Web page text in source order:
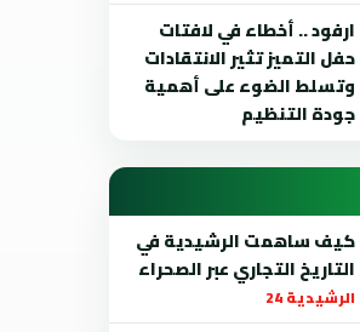
ارفود .. أخطاء في لافتات
حفل التميز تثير الانتقادات
وتسلط الضوء على أهمية
جودة التنظيم
كيف ساهمت الرشيدية في
التاريخ التجاري عبر الصحراء
الرشيدية 24